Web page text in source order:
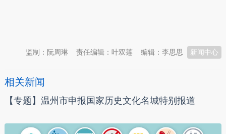
新闻中心
编辑：李思思
责任编辑：叶双莲
监制：阮周琳
相关新闻
【专题】温州市申报国家历史文化名城特别报道